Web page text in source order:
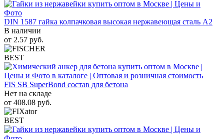
DIN 1587 гайка колпачковая высокая нержавеющая сталь А2
В наличии
от 2.57 руб.
BEST
FIS SB SuperBond состав для бетона
Нет на складе
от 408.08 руб.
BEST